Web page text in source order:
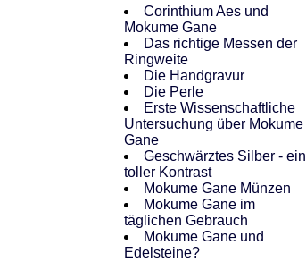
Corinthium Aes und
Mokume Gane
Das richtige Messen der
Ringweite
Die Handgravur
Die Perle
Erste Wissenschaftliche
Untersuchung über Mokume
Gane
Geschwärztes Silber - ein
toller Kontrast
Mokume Gane Münzen
Mokume Gane im
täglichen Gebrauch
Mokume Gane und
Edelsteine?